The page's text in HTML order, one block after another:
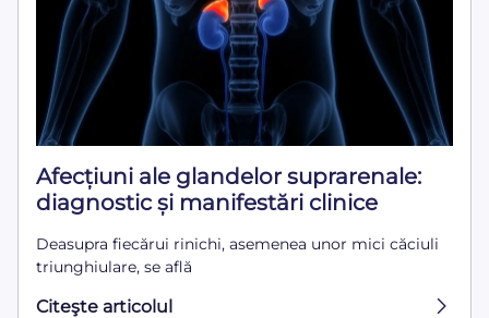
Afecțiuni ale glandelor suprarenale:
diagnostic și manifestări clinice
Deasupra fiecărui rinichi, asemenea unor mici căciuli
triunghiulare, se află
Citeşte articolul